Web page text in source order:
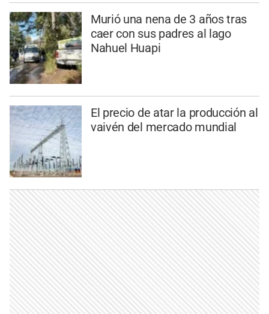
Murió una nena de 3 años tras
caer con sus padres al lago
Nahuel Huapi
El precio de atar la producción al
vaivén del mercado mundial